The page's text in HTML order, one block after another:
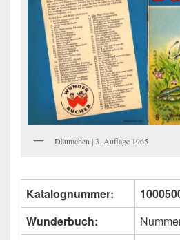
Däumchen | 3. Auflage 1965
Katalognummer:
Wunderbuch: